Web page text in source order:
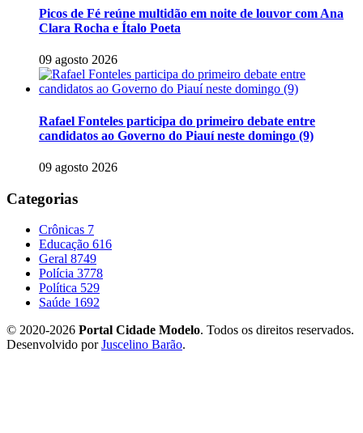
Picos de Fé reúne multidão em noite de louvor com Ana
Clara Rocha e Ítalo Poeta
09 agosto 2026
Rafael Fonteles participa do primeiro debate entre
candidatos ao Governo do Piauí neste domingo (9)
09 agosto 2026
Categorias
Crônicas 7
Educação 616
Geral 8749
Polícia 3778
Política 529
Saúde 1692
© 2020-2026 Portal Cidade Modelo. Todos os direitos reservados.
Desenvolvido porJuscelino Barão.